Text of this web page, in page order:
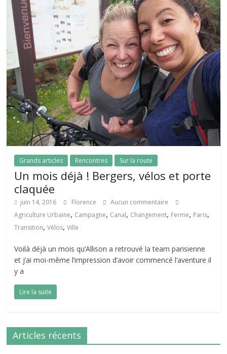
Grands articles Rencontres Sur la route
Un mois déjà ! Bergers, vélos et porte
claquée
juin 14, 2016 Florence
Aucun commentaire
Agriculture Urbaine, Campagne, Canal, Changement, Ferme, Paris,
Transition,Vélos,Ville
Voilà déjà un mois qu’Allison a retrouvé la team parisienne
et j’ai moi-même l’impression d’avoir commencé l’aventure il
y a
Lire la suite
Articles récents